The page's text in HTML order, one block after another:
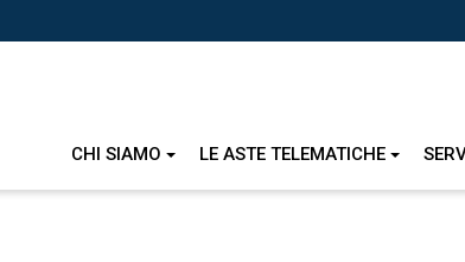
CHI SIAMO LE ASTE TELEMATICHE